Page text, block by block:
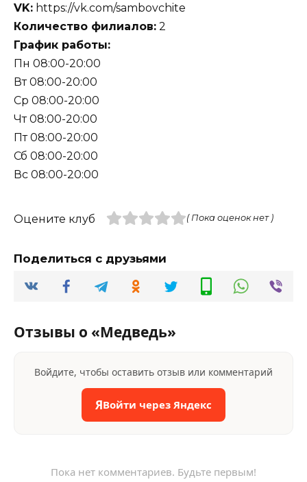
VK: https://vk.com/sambovchite
Количество филиалов: 2
График работы:
Пн 08:00-20:00
Вт 08:00-20:00
Ср 08:00-20:00
Чт 08:00-20:00
Пт 08:00-20:00
Сб 08:00-20:00
Вс 08:00-20:00
Оцените клуб ( Пока оценок нет )
Поделиться с друзьями
Отзывы о «Медведь»
Войдите, чтобы оставить отзыв или комментарий
ЯВойти через Яндекс
Пока нет комментариев. Будьте первым!